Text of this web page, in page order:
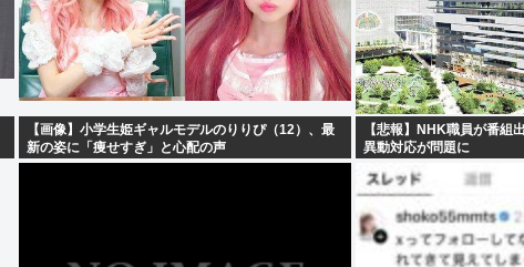
【画像】小学生姫ギャルモデルのりりぴ（12）、最
新の姿に「痩せすぎ」と心配の声
【悲報】NHK職員が番組
異動対応が問題に